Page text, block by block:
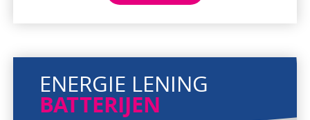
ENERGIE LENING
BATTERIJEN